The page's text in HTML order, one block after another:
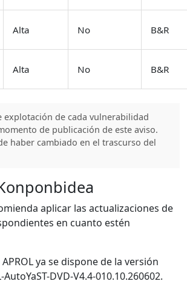
Alta No B&R
Alta No B&R
explotación de cada vulnerabilidad
de publicación de este aviso.
haber cambiado en el trascurso del
aplicar las actualizaciones de
en cuanto estén
ya se dispone de la versión
DVD-V4.4-010.10.260602.